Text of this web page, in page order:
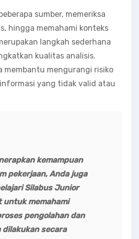
sumber, memeriksa
hingga memahami konteks
langkah sederhana
kualitas analisis.
membantu mengurangi risiko
yang tidak valid atau
kemampuan
pekerjaan, Anda juga
Silabus Junior
untuk memahami
pengolahan dan
dilakukan secara